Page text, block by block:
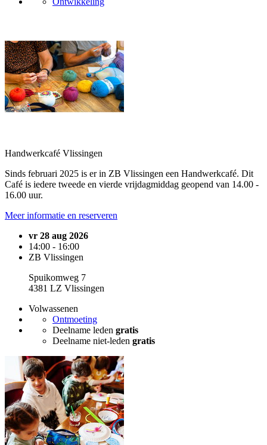
Handwerkcafé Vlissingen
Sinds februari 2025 is er in ZB Vlissingen een Handwerkcafé. Dit
Café is iedere tweede en vierde vrijdagmiddag geopend van 14.00 -
16.00 uur.
Meer informatie en reserveren
vr 28 aug 2026
14:00 - 16:00
ZB Vlissingen
Spuikomweg 7
4381 LZ Vlissingen
Volwassenen
Ontmoeting
Deelname leden gratis
Deelname niet-leden gratis